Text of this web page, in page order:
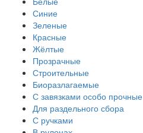
Синие
Зеленые
Красные
Жёлтые
Прозрачные
Строительные
Биоразлагаемые
С завязками особо прочные
Для раздельного сбора
С ручками